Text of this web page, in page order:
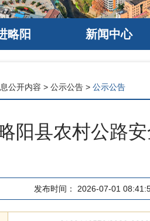
略阳 新闻中心
公开内容 > 公示公告 > 公示公告
阳县农村公路
发布时间： 2026-07-01